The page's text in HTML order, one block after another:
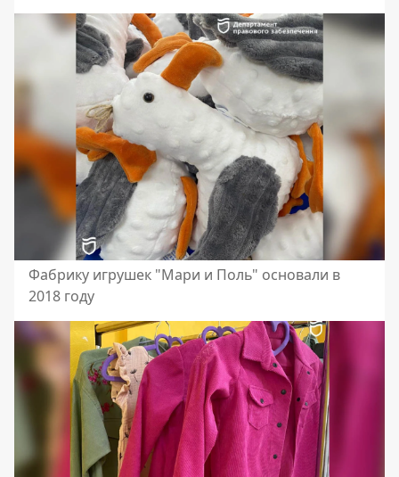
Фабрику игрушек "Мари и Поль" основали в
2018 году